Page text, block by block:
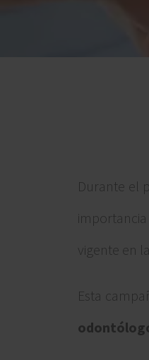
Durante el
vigente en
Esta